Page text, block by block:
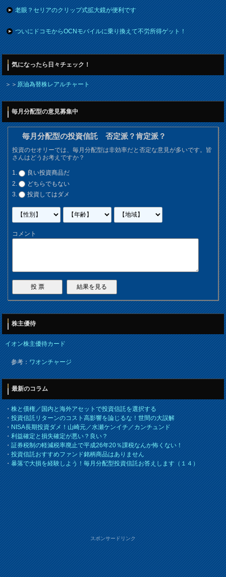
老眼？セリアのクリップ式拡大鏡が便利です
ついにドコモからOCNモバイルに乗り換えて不労所得ゲット！
気になったら日々チェック！
＞＞原油為替株レアルチャート
毎月分配型の意見募集中
毎月分配型の投資信託 否定派？肯定派？
投資のセオリーでは、毎月分配型は非効率だと否定な意見が多いです。皆
さんはどうお考えですか？
良い投資商品だ
どちらでもない
投資してはダメ
コメント
株主優待
イオン株主優待カード
参考：ワオンチャージ
最新のコラム
・株と債権／国内と海外アセットで投資信託を選択する
・投資信託リターンのコスト高影響を論じるな！世間の大誤解
・NISA長期投資ダメ！山崎元／水瀬ケンイチ／カンチュンド
・利益確定と損失確定が悪い？良い？
・証券税制の軽減税率廃止で平成26年20％課税なんか怖くない！
・投資信託おすすめファンド銘柄商品はありません
・暴落で大損を経験しよう！毎月分配型投資信託お答えします（１４）
スポンサードリンク